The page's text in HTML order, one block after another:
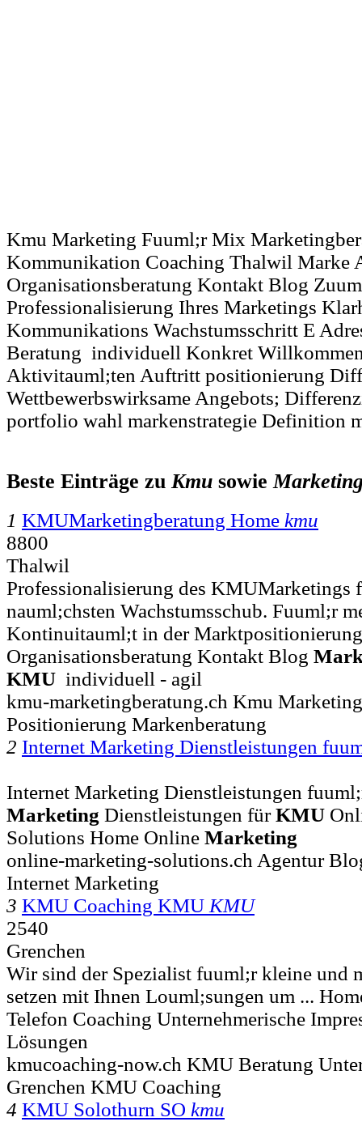
Kmu Marketing Fuuml;r Mix
Kommunikation Coaching Thalwil Marke
Organisationsberatung Kontakt Blog
Professionalisierung Ihres Marketings
Kommunikations Wachstumsschritt E
Beratung individuell Konkret
Aktivitauml;ten Auftritt positionierung
Wettbewerbswirksame Angebots;
portfolio wahl markenstrategie Definition
Beste Einträge zuKmu sowie
1 KMUMarketingberatung Home kmu
8800
Thalwil
Professionalisierung des KMUMarketings
nauml;chsten Wachstumsschub. Fuuml;r
Kontinuitauml;t in der
Organisationsberatung Kontakt Blog
KMU individuell - agil
kmu-marketingberatung.ch Kmu
Positionierung Markenberatung
2 Internet Marketing Dienstleistungen
Internet Marketing Dienstleistungen
Marketing Dienstleistungen fürKMU
Solutions Home Online Marketing
online-marketing-solutions.ch Agentur
Internet Marketing
3 KMU Coaching KMU KMU
2540
Grenchen
Wir sind der Spezialist fuuml;r kleine und
setzen mit Ihnen Louml;sungen um ...
Telefon Coaching Unternehmerische
Lösungen
kmucoaching-now.ch KMU Beratung
Grenchen KMU Coaching
4 KMU Solothurn SO kmu